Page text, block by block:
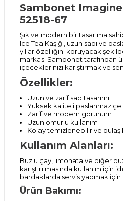
Sambonet Imagine
52518-67
Şık ve modern bir tasarıma
Ice Tea Kaşığı, uzun sapı ve
yıllar özelliğini koruyacak
markası Sambonet tarafından
içeceklerinizi karıştırmak ve
Özellikler:
Uzun ve zarif sap tasarımı
Yüksek kaliteli paslanmaz
Zarif ve modern görünüm
Uzun ömürlü kullanım
Kolay temizlenebilir ve
Kullanım Alanları:
Buzlu çay, limonata ve diğer
karıştırılmasında kullanım için
bardaklarda servis yapmak için
Ürün Bakımı: